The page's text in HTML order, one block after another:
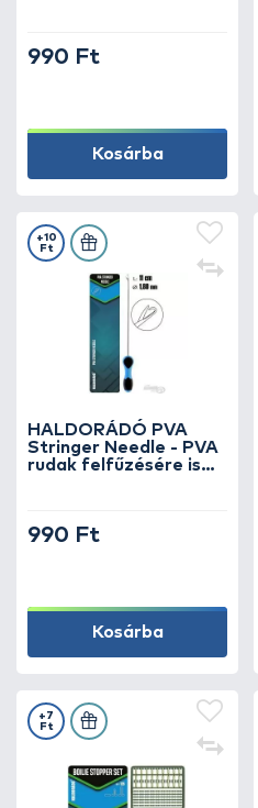
990 Ft
Kosárba
HALDORÁDÓ PVA
Stringer Needle - PVA
rudak felfűzésére is
+10
Ft
990 Ft
Kosárba
+7
Ft